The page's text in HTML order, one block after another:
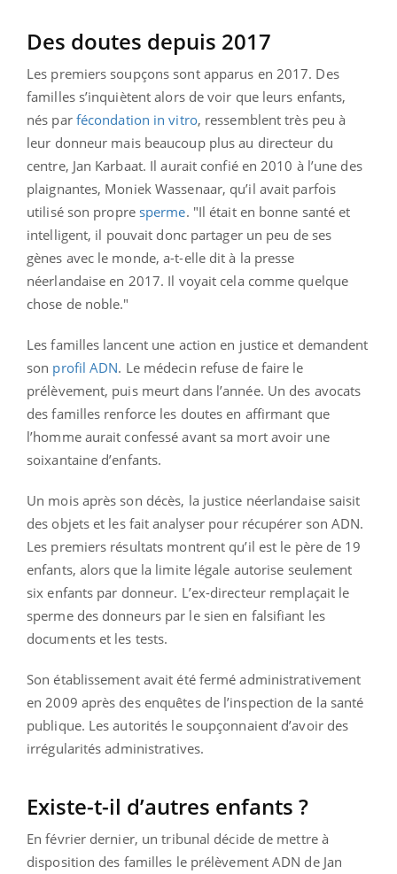
Des doutes depuis 2017
Les premiers soupçons sont apparus en 2017. Des
familles s’inquiètent alors de voir que leurs enfants,
nés par fécondation in vitro, ressemblent très peu à
leur donneur mais beaucoup plus au directeur du
centre, Jan Karbaat. Il aurait confié en 2010 à l’une des
plaignantes, Moniek Wassenaar, qu’il avait parfois
utilisé son propre sperme. "Il était en bonne santé et
intelligent, il pouvait donc partager un peu de ses
gènes avec le monde, a-t-elle dit à la presse
néerlandaise en 2017. Il voyait cela comme quelque
chose de noble."
Les familles lancent une action en justice et demandent
son profil ADN. Le médecin refuse de faire le
prélèvement, puis meurt dans l’année. Un des avocats
des familles renforce les doutes en affirmant que
l’homme aurait confessé avant sa mort avoir une
soixantaine d’enfants.
Un mois après son décès, la justice néerlandaise saisit
des objets et les fait analyser pour récupérer son ADN.
Les premiers résultats montrent qu’il est le père de 19
enfants, alors que la limite légale autorise seulement
six enfants par donneur. L’ex-directeur remplaçait le
sperme des donneurs par le sien en falsifiant les
documents et les tests.
Son établissement avait été fermé administrativement
en 2009 après des enquêtes de l’inspection de la santé
publique. Les autorités le soupçonnaient d’avoir des
irrégularités administratives.
Existe-t-il d’autres enfants ?
En février dernier, un tribunal décide de mettre à
disposition des familles le prélèvement ADN de Jan